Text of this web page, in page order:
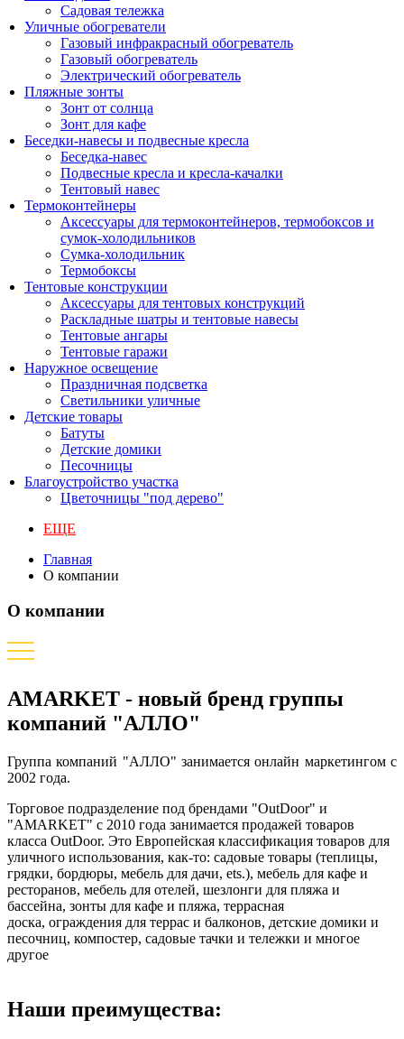
Садовая тележка
Уличные обогреватели
Газовый инфракрасный обогреватель
Газовый обогреватель
Электрический обогреватель
Пляжные зонты
Зонт от солнца
Зонт для кафе
Беседки-навесы и подвесные кресла
Беседка-навес
Подвесные кресла и кресла-качалки
Тентовый навес
Термоконтейнеры
Аксессуары для термоконтейнеров, термобоксов и
сумок-холодильников
Сумка-холодильник
Термобоксы
Тентовые конструкции
Аксессуары для тентовых конструкций
Раскладные шатры и тентовые навесы
Тентовые ангары
Тентовые гаражи
Наружное освещение
Праздничная подсветка
Светильники уличные
Детские товары
Батуты
Детские домики
Песочницы
Благоустройство участка
Цветочницы "под дерево"
ЕЩЕ
Главная
О компании
О компании
AMARKET - новый бренд группы
компаний "АЛЛО"
Группа компаний "АЛЛО" занимается онлайн маркетингом с
2002 года.
Торговое подразделение под брендами "OutDoor" и
"AMARKET" с 2010 года занимается продажей товаров
класса OutDoor. Это Европейская классификация товаров для
уличного использования, как-то: садовые товары (теплицы,
грядки, бордюры, мебель для дачи, ets.), мебель для кафе и
ресторанов, мебель для отелей, шезлонги для пляжа и
бассейна, зонты для кафе и пляжа, террасная
доска, ограждения для террас и балконов, детские домики и
песочниц, компостер, садовые тачки и тележки и многое
другое
Наши преимущества: